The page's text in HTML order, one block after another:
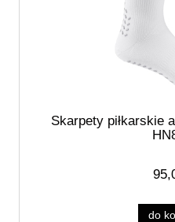
Skarpety piłkarskie
do